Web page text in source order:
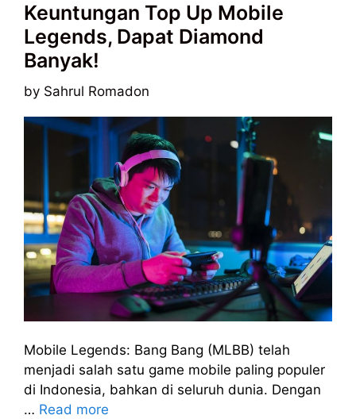
Keuntungan Top Up Mobile
Legends, Dapat Diamond
Banyak!
by Sahrul Romadon
Mobile Legends: Bang Bang (MLBB) telah
menjadi salah satu game mobile paling populer
di Indonesia, bahkan di seluruh dunia. Dengan
… Read more